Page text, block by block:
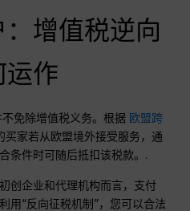
增值税逆向
运作
不免除增值税义务。根据 欧盟跨
买家若从欧盟境外接受服务，通
条件时可随后抵扣该税款。.
创企业和代理机构而言，支付
用“反向征税机制”，您可以合法